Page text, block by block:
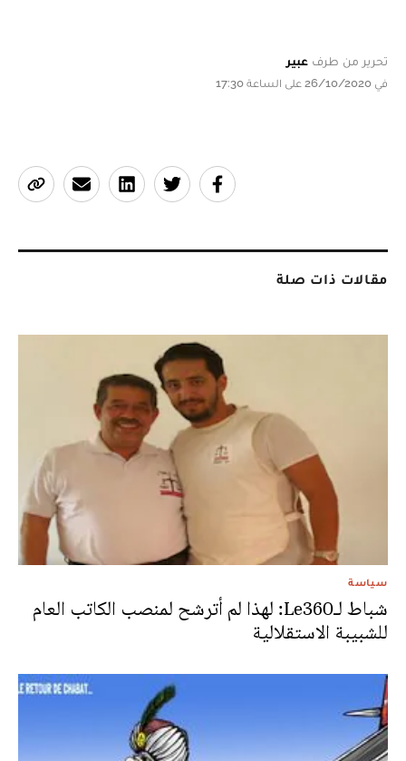
تحرير من طرف عبير
في 26/10/2020 على الساعة 17:30
مقالات ذات صلة
سياسة
شباط لـLe360: لهذا لم أترشح لمنصب الكاتب العام
للشبيبة الاستقلالية